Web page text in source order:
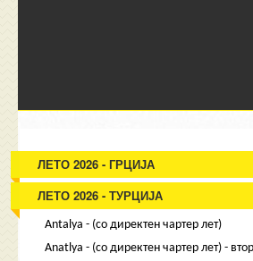
ЛЕТО 2026 - ГРЦИЈА
ЛЕТО 2026 - ТУРЦИЈА
Antalya - (со директен чартер лет)
Anatlya - (со директен чартер лет) -